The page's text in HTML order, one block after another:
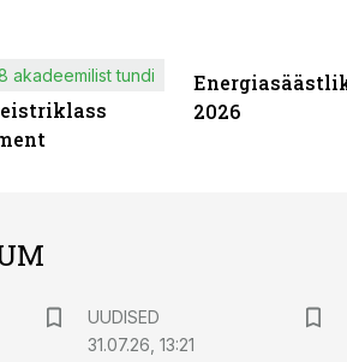
akadeemilist tundi
2026
UUDISED
31.07.26, 13:21